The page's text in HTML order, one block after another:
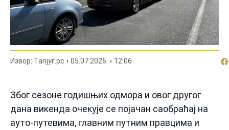
Извор: Таnjyг.рс 05.07.2026. 12:06
Због сезоне годишњих одмора и овог другог
дана викенда очекује се појачан саобраћај на
ауто-путевима, главним путним правцима и